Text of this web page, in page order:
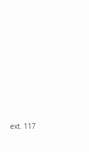
ext. 117